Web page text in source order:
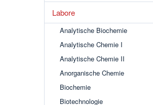
Labore
Analytische Biochemie
Analytische Chemie I
Analytische Chemie II
Anorganische Chemie
Biochemie
Biotechnologie